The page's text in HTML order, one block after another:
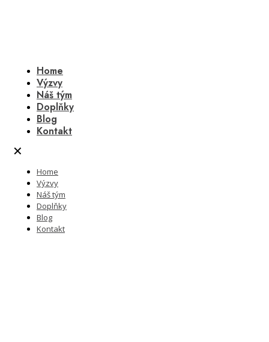
Home
Výzvy
Náš tým
Doplňky
Blog
Kontakt
✕
Home
Výzvy
Náš tým
Doplňky
Blog
Kontakt